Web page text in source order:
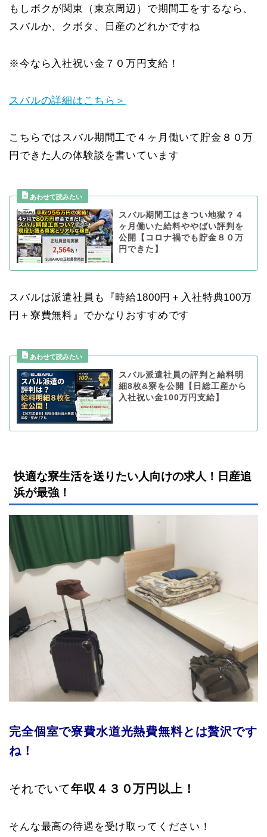
もしボクが関東（東京周辺）で期間工をするなら、
スバルか、クボタ、日産のどれかですね
※今なら入社祝い金７０万円支給！
スバルの詳細はこちら＞
こちらではスバル期間工で４ヶ月働いて貯金８０万
円できた人の体験談を書いています
スバル期間工はきつい地獄？４
ヶ月働いた給料ややばい評判を
公開【コロナ禍でも貯金８０万
円できた】
スバルは派遣社員も『時給1800円＋入社特典100万
円＋寮費無料』でかなりおすすめです
スバル派遣社員の評判と給料明
細8枚&寮を公開【日総工産から
入社祝い金100万円支給】
快適な寮生活を送りたい人向けの求人！日産追
浜が最強！
完全個室で寮費水道光熱費無料とは贅沢です
ね！
それでいて年収４３０万円以上！
そんな最高の待遇を受け取ってください！